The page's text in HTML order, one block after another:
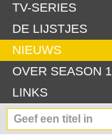
TV-SERIES
DE LIJSTJES
NIEUWS
OVER SEASON 1
LINKS